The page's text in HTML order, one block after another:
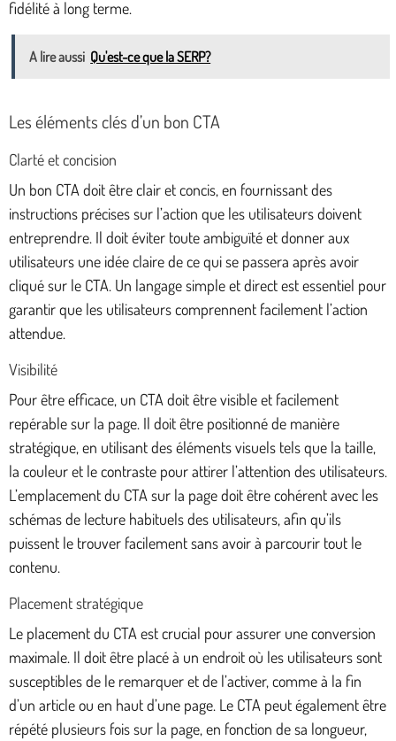
fidélité à long terme.
A lire aussi Qu'est-ce que la SERP?
Les éléments clés d’un bon CTA
Clarté et concision
Un bon CTA doit être clair et concis, en fournissant des
instructions précises sur l’action que les utilisateurs doivent
entreprendre. Il doit éviter toute ambiguïté et donner aux
utilisateurs une idée claire de ce qui se passera après avoir
cliqué sur le CTA. Un langage simple et direct est essentiel pour
garantir que les utilisateurs comprennent facilement l’action
attendue.
Visibilité
Pour être efficace, un CTA doit être visible et facilement
repérable sur la page. Il doit être positionné de manière
stratégique, en utilisant des éléments visuels tels que la taille,
la couleur et le contraste pour attirer l’attention des utilisateurs.
L’emplacement du CTA sur la page doit être cohérent avec les
schémas de lecture habituels des utilisateurs, afin qu’ils
puissent le trouver facilement sans avoir à parcourir tout le
contenu.
Placement stratégique
Le placement du CTA est crucial pour assurer une conversion
maximale. Il doit être placé à un endroit où les utilisateurs sont
susceptibles de le remarquer et de l’activer, comme à la fin
d’un article ou en haut d’une page. Le CTA peut également être
répété plusieurs fois sur la page, en fonction de sa longueur,